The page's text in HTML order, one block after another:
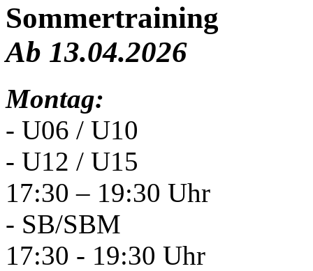
Sommertraining
Ab 13.04.2026
Montag:
- U06 / U10
- U12 / U15
17:30 – 19:30 Uhr
- SB/SBM
17:30 - 19:30 Uhr